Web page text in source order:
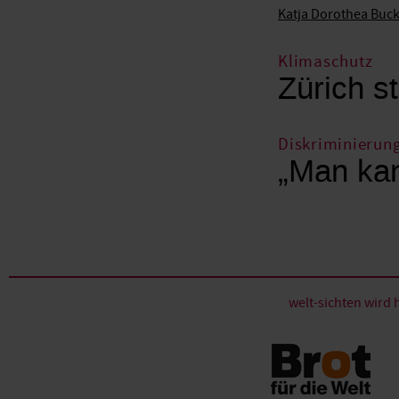
Katja Dorothea Buck
Klimaschutz
Zürich
„Man
welt-sichten wird